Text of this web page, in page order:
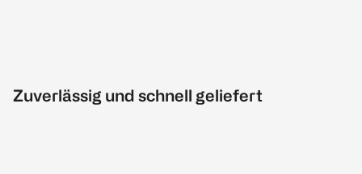
Zuverlässig und schnell geliefert